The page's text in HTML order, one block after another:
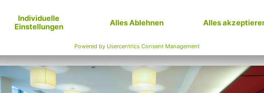
Gemeinde- oder Bezirksrät:innen sind wir am nähesten an den
Bürger:innen dran und bemühen uns, die Vorteile von Europa
lokaler Ebene zu vermitteln.“